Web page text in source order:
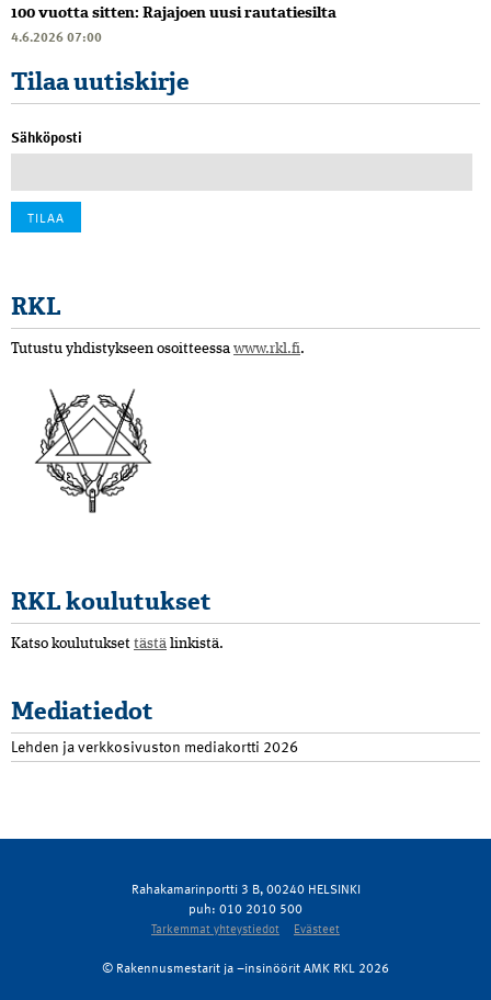
100 vuotta sitten: Rajajoen uusi rautatiesilta
4.6.2026 07:00
Tilaa uutiskirje
Sähköposti
RKL
Tutustu yhdistykseen osoitteessa www.rkl.fi.
RKL koulutukset
Katso koulutukset tästä linkistä.
Mediatiedot
Lehden ja verkkosivuston mediakortti 2026
Rahakamarinportti 3 B, 00240 HELSINKI
puh: 010 2010 500
Tarkemmat yhteystiedot Evästeet
© Rakennusmestarit ja –insinöörit AMK RKL 2026